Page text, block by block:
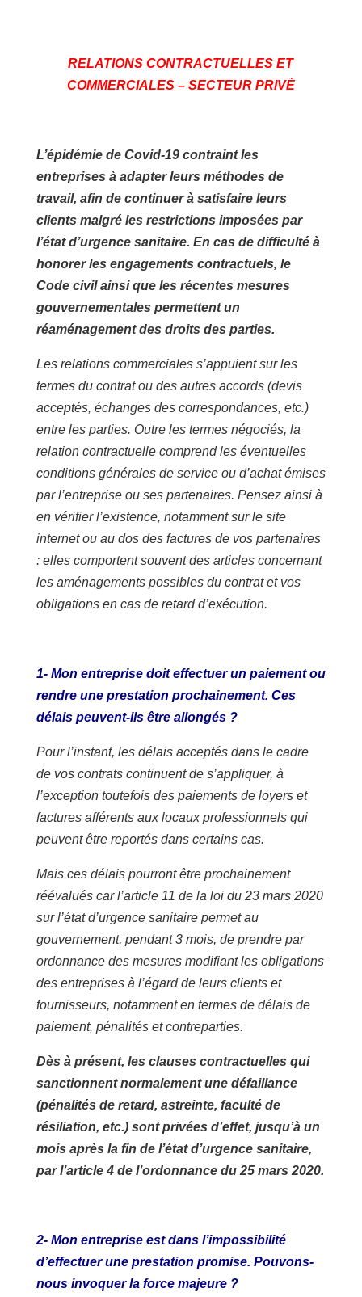
RELATIONS CONTRACTUELLES ET
COMMERCIALES – SECTEUR PRIVÉ
L’épidémie de Covid-19 contraint les
entreprises à adapter leurs méthodes de
travail, afin de continuer à satisfaire leurs
clients malgré les restrictions imposées par
l’état d’urgence sanitaire. En cas de difficulté à
honorer les engagements contractuels, le
Code civil ainsi que les récentes mesures
gouvernementales permettent un
réaménagement des droits des parties.
Les relations commerciales s’appuient sur les
termes du contrat ou des autres accords (devis
acceptés, échanges des correspondances, etc.)
entre les parties. Outre les termes négociés, la
relation contractuelle comprend les éventuelles
conditions générales de service ou d’achat émises
par l’entreprise ou ses partenaires. Pensez ainsi à
en vérifier l’existence, notamment sur le site
internet ou au dos des factures de vos partenaires
: elles comportent souvent des articles concernant
les aménagements possibles du contrat et vos
obligations en cas de retard d’exécution.
1- Mon entreprise doit effectuer un paiement ou
rendre une prestation prochainement. Ces
délais peuvent-ils être allongés ?
Pour l’instant, les délais acceptés dans le cadre
de vos contrats continuent de s’appliquer, à
l’exception toutefois des paiements de loyers et
factures afférents aux locaux professionnels qui
peuvent être reportés dans certains cas.
Mais ces délais pourront être prochainement
réévalués car l’article 11 de la loi du 23 mars 2020
sur l’état d’urgence sanitaire permet au
gouvernement, pendant 3 mois, de prendre par
ordonnance des mesures modifiant les obligations
des entreprises à l’égard de leurs clients et
fournisseurs, notamment en termes de délais de
paiement, pénalités et contreparties.
Dès à présent, les clauses contractuelles qui
sanctionnent normalement une défaillance
(pénalités de retard, astreinte, faculté de
résiliation, etc.) sont privées d’effet, jusqu’à un
mois après la fin de l’état d’urgence sanitaire,
par l’article 4 de l’ordonnance du 25 mars 2020.
2- Mon entreprise est dans l’impossibilité
d’effectuer une prestation promise. Pouvons-
nous invoquer la force majeure ?